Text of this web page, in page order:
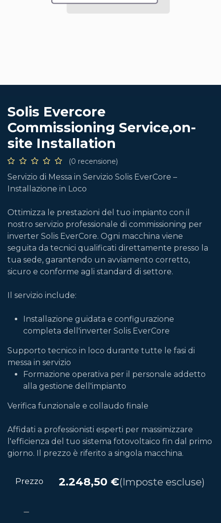
Solis Evercore
Commissioning Service,on-
site Installation
(0 recensione)
Servizio di Messa in Servizio Solis EverCore –
Installazione in Loco
Ottimizza le prestazioni del tuo impianto con il
nostro servizio professionale di commissioning per
inverter Solis EverCore. Ogni macchina viene
seguita da tecnici qualificati direttamente presso la
tua sede, garantendo un avviamento corretto,
sicuro e conforme agli standard di settore.
Il servizio include:
Installazione guidata e configurazione
completa dell'inverter Solis EverCore
Supporto tecnico in loco durante tutte le fasi di
messa in servizio
Formazione operativa per il personale addetto
alla gestione dell'impianto
Verifica funzionale e collaudo finale
Affidati a professionisti esperti per massimizzare
l'efficienza del tuo sistema fotovoltaico fin dal primo
giorno. Il prezzo è riferito a singola macchina.
Prezzo 2.248,50 €(Imposte escluse)